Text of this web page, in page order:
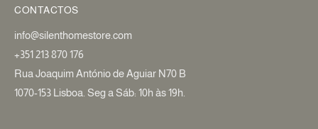
CONTACTOS
info@silenthomestore.com
+351 213 870 176
Rua Joaquim António de Aguiar N70 B
1070-153 Lisboa. Seg a Sáb: 10h às 19h.